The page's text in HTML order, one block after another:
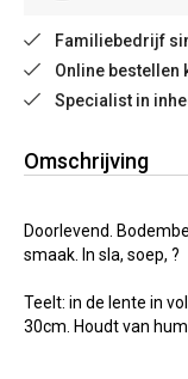
Familiebedrijf
Online bestellen
Specialist in
Omschrijving
Doorlevend.
smaak. In sla, soep, ?
Teelt: in de lente in
30cm. Houdt van